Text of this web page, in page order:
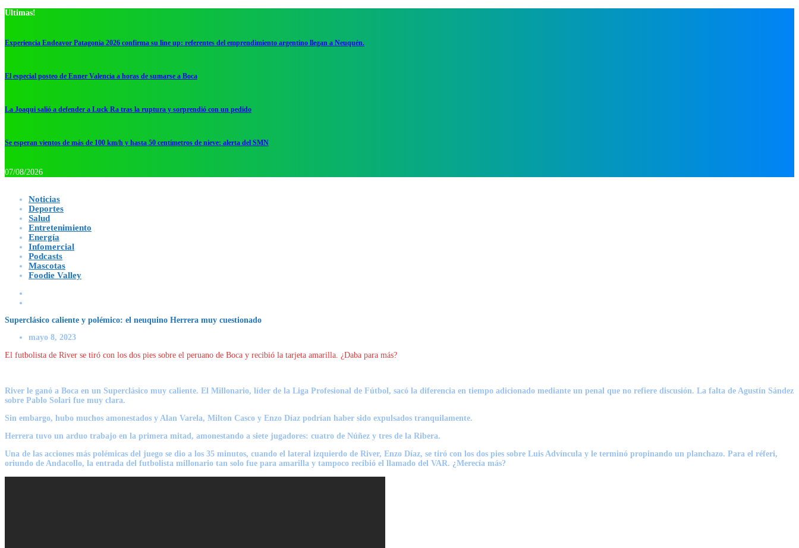
Ultimas!
Experiencia Endeavor Patagonia 2026 confirma su line up: referentes del emprendimiento argentino llegan a Neuquén.
El especial posteo de Enner Valencia a horas de sumarse a Boca
La Joaqui salió a defender a Luck Ra tras la ruptura y sorprendió con un pedido
Se esperan vientos de más de 100 km/h y hasta 50 centímetros de nieve: alerta del SMN
07/08/2026
Noticias
Deportes
Salud
Entretenimiento
Energía
Infomercial
Podcasts
Mascotas
Foodie Valley
Superclásico caliente y polémico: el neuquino Herrera muy cuestionado
mayo 8, 2023
El futbolista de River se tiró con los dos pies sobre el peruano de Boca y recibió la tarjeta amarilla. ¿Daba para más?
River le ganó a Boca en un Superclásico muy caliente. El Millonario, líder de la Liga Profesional de Fútbol, sacó la diferencia en tiempo adicionado mediante un penal que no refiere discusión. La falta de Agustín Sández
sobre Pablo Solari fue muy clara.
Sin embargo, hubo muchos amonestados y Alan Varela, Milton Casco y Enzo Díaz podrían haber sido expulsados tranquilamente.
Herrera tuvo un arduo trabajo en la primera mitad, amonestando a siete jugadores: cuatro de Núñez y tres de la Ribera.
Una de las acciones más polémicas del juego se dio a los 35 minutos, cuando el lateral izquierdo de River, Enzo Díaz, se tiró con los dos pies sobre Luis Advíncula y le terminó propinando un planchazo. Para el réferi,
oriundo de Andacollo, la entrada del futbolista millonario tan solo fue para amarilla y tampoco recibió el llamado del VAR. ¿Merecía más?